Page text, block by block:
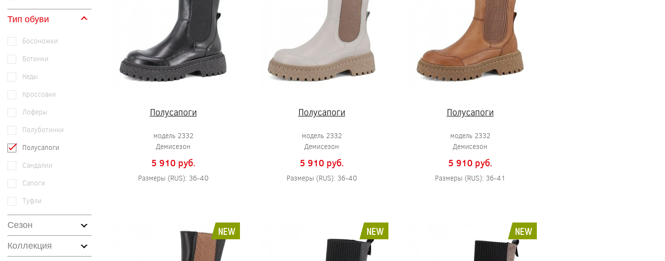
Тип обуви
Босоножки
Ботинки
Кеды
Кроссовки
Лоферы
Полуботинки
Полусапоги
Сандалии
Сапоги
Туфли
Сезон
Коллекция
Полусапоги
модель 2332
Демисезон
5 910 pуб.
Размеры (RUS): 36-40
Полусапоги
модель 2332
Демисезон
5 910 pуб.
Размеры (RUS): 36-40
Полусапоги
модель 2332
Демисезон
5 910 pуб.
Размеры (RUS): 36-41
NEW NEW NEW